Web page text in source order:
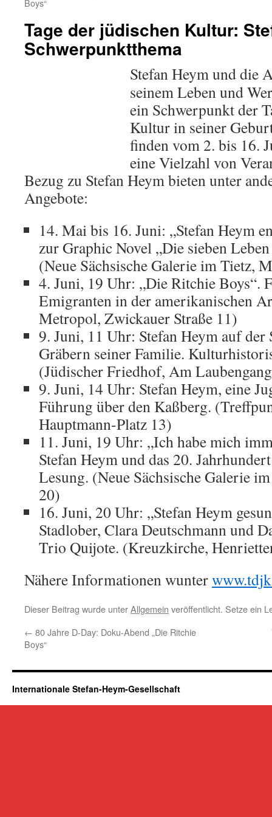
Boys“
Tage der jüdischen Kultur:
Schwerpunktthema
Stefan Heym und die
seinem Leben und
ein Schwerpunkt der
Kultur in seiner
finden vom 2. bis 16.
eine Vielzahl von
Bezug zu Stefan Heym bieten unter
Angebote:
14. Mai bis 16. Juni: „Stefan Heym
zur Graphic Novel „Die sieben
(Neue Sächsische Galerie im Tietz,
4. Juni, 19 Uhr: „Die Ritchie Boys“.
Emigranten in der amerikanischen
Metropol, Zwickauer Straße 11)
9. Juni, 11 Uhr: Stefan Heym auf der
Gräbern seiner Familie.
(Jüdischer Friedhof, Am
9. Juni, 14 Uhr: Stefan Heym, eine
Führung über den Kaßberg.
Hauptmann-Platz 13)
11. Juni, 19 Uhr: „Ich habe mich
Stefan Heym und das 20.
Lesung. (Neue Sächsische Galerie
20)
16. Juni, 20 Uhr: „Stefan Heym
Stadlober, Clara Deutschmann und
Trio Quijote. (Kreuzkirche,
Nähere Informationen wunter
Dieser Beitrag wurde unterAllgemein veröffentlicht. Setze ein
← 80 Jahre D-Day: Doku-Abend „Die Ritchie
Boys“
Internationale Stefan-Heym-Gesellschaft